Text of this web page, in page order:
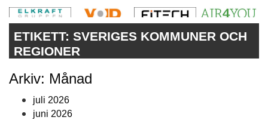
CITYLAB
GREENBUILDING
ANNONSERA
ETIKETT: SVERIGES KOMMUNER OCH
REGIONER
Arkiv: Månad
juli 2026
juni 2026